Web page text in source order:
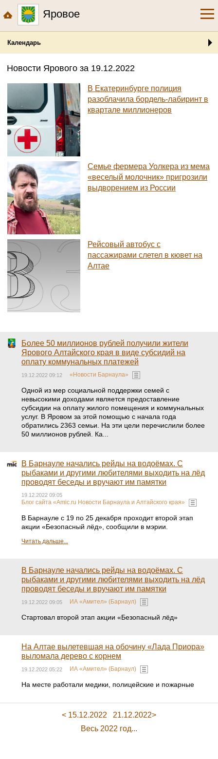
Яровое
Календарь
Новости Ярового за 19.12.2022
В Екатеринбурге полиция
разоблачила бордель-лабиринт в
квартале миллионеров
Семье фермера Уолкера из мема
«веселый молочник» пригрозили
выдворением из России
Рейсовый автобус с
пассажирами слетел в кювет на
Алтае
Более 50 миллионов рублей получили жители
Ярового Алтайского края в виде субсидий на
оплату коммунальных платежей
19.12.2022 09:12 «Новости Барнаула»
Одной из мер социальной поддержки семей с
невысокими доходами является предоставление
субсидии на оплату жилого помещения и коммунальных
услуг. В Яровом за этой помощью с начала года
обратились 2363 семьи. На эти цели перечислили более
50 миллионов рублей. Ка...
В Барнауле начались рейды на водоёмах. С
рыбаками и другими любителями выходить на лёд
проводят беседы и вручают им памятки
19.12.2022 09:05
Блог сайта «Amic.ru Новости Барнаула и Алтайского края»
В Барнауле с 19 по 25 декабря проходит второй этап
акции «Безопасный лёд», сообщили в мэрии.
Читать дальше...
В Барнауле начались рейды на водоёмах. С
рыбаками и другими любителями выходить на лёд
проводят беседы и вручают им памятки
19.12.2022 09:05 ИА «Амител» (Барнаул)
Стартовал второй этап акции «Безопасный лёд»
На Алтае вылетевшая на обочину «Лада Приора»
выломала дерево с корнем
19.12.2022 05:22 ИА «Амител» (Барнаул)
На месте работали медики, полицейские и пожарные
< 15.12.2022
21.12.2022>
Весь 2022 год...